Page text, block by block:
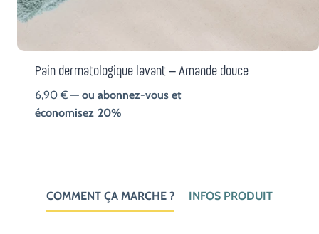
Pain dermatologique lavant – Amande douce
6,90€ —ou abonnez-vous et
économisez 20%
COMMENT ÇA MARCHE ? INFOS PRODUIT